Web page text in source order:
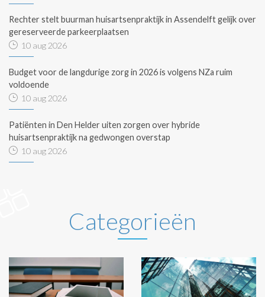
Rechter stelt buurman huisartsenpraktijk in Assendelft gelijk over
gereserveerde parkeerplaatsen
10 aug 2026
Budget voor de langdurige zorg in 2026 is volgens NZa ruim
voldoende
10 aug 2026
Patiënten in Den Helder uiten zorgen over hybride
huisartsenpraktijk na gedwongen overstap
10 aug 2026
Categorieën